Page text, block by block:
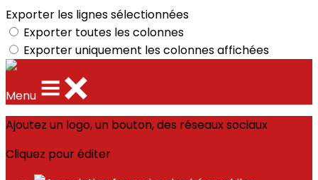
Exporter les lignes sélectionnées
Exporter toutes les colonnes
Exporter uniquement les colonnes affichées
Menu
Ajoutez un logo, un bouton, des réseaux sociaux
Cliquez pour éditer